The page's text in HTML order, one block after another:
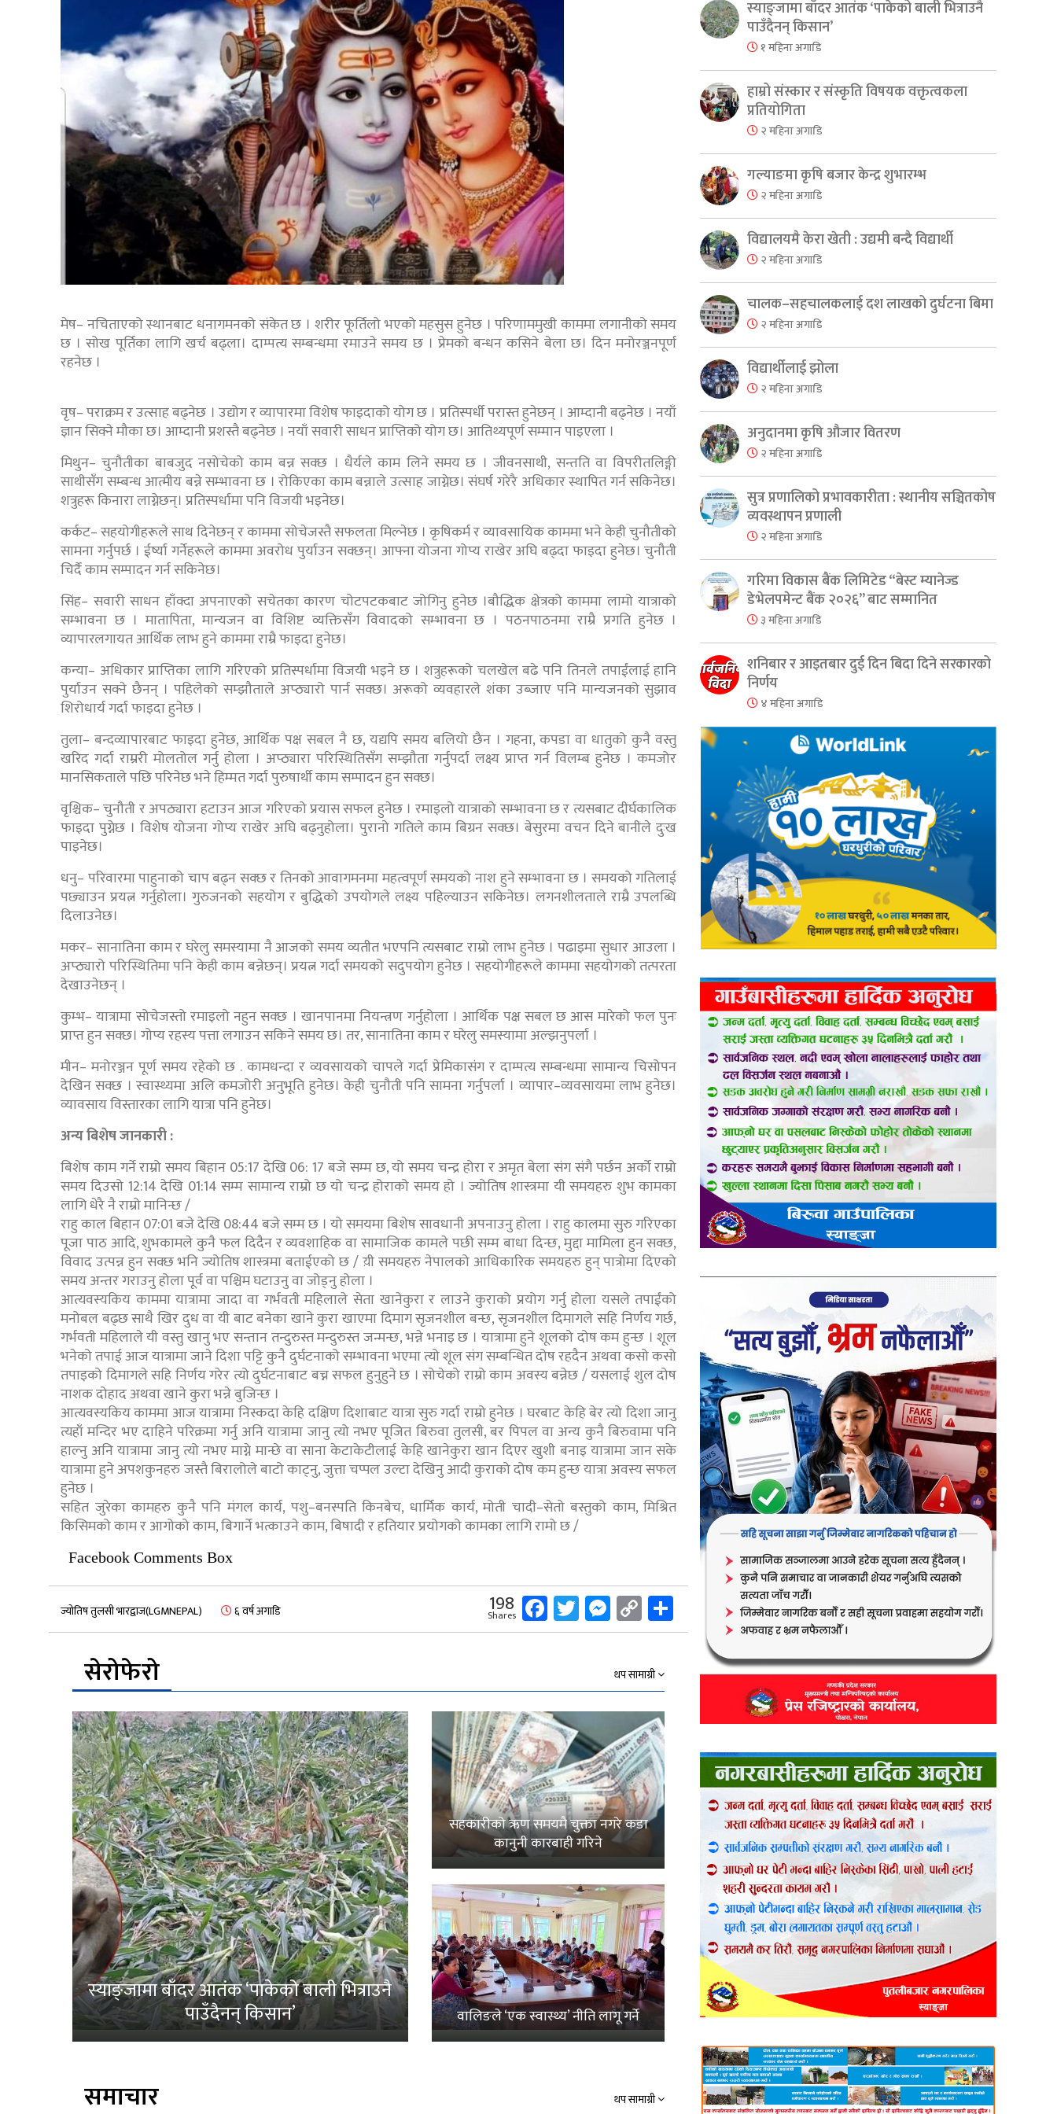
मेष– नचिताएको स्थानबाट धनागमनको संकेत छ । शरीर फूर्तिलो भएको महसुस हुनेछ । परिणाममुखी काममा लगानीको समय
छ । सोख पूर्तिका लागि खर्च बढ्ला। दाम्पत्य सम्बन्धमा रमाउने समय छ । प्रेमको बन्धन कसिने बेला छ। दिन मनोरञ्जनपूर्ण
रहनेछ ।
वृष– पराक्रम र उत्साह बढ्नेछ । उद्योग र व्यापारमा विशेष फाइदाको योग छ । प्रतिस्पर्धी परास्त हुनेछन् । आम्दानी बढ्नेछ । नयाँ
ज्ञान सिक्ने मौका छ। आम्दानी प्रशस्तै बढ्नेछ । नयाँ सवारी साधन प्राप्तिको योग छ। आतिथ्यपूर्ण सम्मान पाइएला ।
मिथुन– चुनौतीका बाबजुद नसोचेको काम बन्न सक्छ । धैर्यले काम लिने समय छ । जीवनसाथी, सन्तति वा विपरीतलिङ्गी
साथीसँग सम्बन्ध आत्मीय बन्ने सम्भावना छ । रोकिएका काम बन्नाले उत्साह जाग्नेछ। संघर्ष गरेरै अधिकार स्थापित गर्न सकिनेछ।
शत्रुहरू किनारा लाग्नेछन्। प्रतिस्पर्धामा पनि विजयी भइनेछ।
कर्कट– सहयोगीहरूले साथ दिनेछन् र काममा सोचेजस्तै सफलता मिल्नेछ । कृषिकर्म र व्यावसायिक काममा भने केही चुनौतीको
सामना गर्नुपर्छ । ईर्ष्या गर्नेहरूले काममा अवरोध पुर्याउन सक्छन्। आफ्ना योजना गोप्य राखेर अघि बढ्दा फाइदा हुनेछ। चुनौती
चिर्दै काम सम्पादन गर्न सकिनेछ।
सिंह– सवारी साधन हाँक्दा अपनाएको सचेतका कारण चोटपटकबाट जोगिनु हुनेछ ।बौद्धिक क्षेत्रको काममा लामो यात्राको
सम्भावना छ । मातापिता, मान्यजन वा विशिष्ट व्यक्तिसँग विवादको सम्भावना छ । पठनपाठनमा राम्रै प्रगति हुनेछ ।
व्यापारलगायत आर्थिक लाभ हुने काममा राम्रै फाइदा हुनेछ।
कन्या– अधिकार प्राप्तिका लागि गरिएको प्रतिस्पर्धामा विजयी भइने छ । शत्रुहरूको चलखेल बढे पनि तिनले तपाईंलाई हानि
पुर्याउन सक्ने छैनन् । पहिलेको सम्झौताले अप्ठ्यारो पार्न सक्छ। अरूको व्यवहारले शंका उब्जाए पनि मान्यजनको सुझाव
शिरोधार्य गर्दा फाइदा हुनेछ ।
तुला– बन्दव्यापारबाट फाइदा हुनेछ, आर्थिक पक्ष सबल नै छ, यद्यपि समय बलियो छैन । गहना, कपडा वा धातुको कुनै वस्तु
खरिद गर्दा राम्ररी मोलतोल गर्नु होला । अप्ठ्यारा परिस्थितिसँग सम्झौता गर्नुपर्दा लक्ष्य प्राप्त गर्न विलम्ब हुनेछ । कमजोर
मानसिकताले पछि परिनेछ भने हिम्मत गर्दा पुरुषार्थी काम सम्पादन हुन सक्छ।
वृश्चिक– चुनौती र अपठ्यारा हटाउन आज गरिएको प्रयास सफल हुनेछ । रमाइलो यात्राको सम्भावना छ र त्यसबाट दीर्घकालिक
फाइदा पुग्नेछ । विशेष योजना गोप्य राखेर अघि बढ्नुहोला। पुरानो गतिले काम बिग्रन सक्छ। बेसुरमा वचन दिने बानीले दुःख
पाइनेछ।
धनु– परिवारमा पाहुनाको चाप बढ्न सक्छ र तिनको आवागमनमा महत्वपूर्ण समयको नाश हुने सम्भावना छ । समयको गतिलाई
पछ्याउन प्रयत्न गर्नुहोला। गुरुजनको सहयोग र बुद्धिको उपयोगले लक्ष्य पहिल्याउन सकिनेछ। लगनशीलताले राम्रै उपलब्धि
दिलाउनेछ।
मकर– सानातिना काम र घरेलु समस्यामा नै आजको समय व्यतीत भएपनि त्यसबाट राम्रो लाभ हुनेछ । पढाइमा सुधार आउला ।
अप्ठ्यारो परिस्थितिमा पनि केही काम बन्नेछन्। प्रयत्न गर्दा समयको सदुपयोग हुनेछ । सहयोगीहरूले काममा सहयोगको तत्परता
देखाउनेछन् ।
कुम्भ– यात्रामा सोचेजस्तो रमाइलो नहुन सक्छ । खानपानमा नियन्त्रण गर्नुहोला । आर्थिक पक्ष सबल छ आस मारेको फल पुनः
प्राप्त हुन सक्छ। गोप्य रहस्य पत्ता लगाउन सकिने समय छ। तर, सानातिना काम र घरेलु समस्यामा अल्झनुपर्ला ।
मीन– मनोरञ्जन पूर्ण समय रहेको छ . कामधन्दा र व्यवसायको चापले गर्दा प्रेमिकासंग र दाम्पत्य सम्बन्धमा सामान्य चिसोपन
देखिन सक्छ । स्वास्थ्यमा अलि कमजोरी अनुभूति हुनेछ। केही चुनौती पनि सामना गर्नुपर्ला । व्यापार–व्यवसायमा लाभ हुनेछ।
व्यावसाय विस्तारका लागि यात्रा पनि हुनेछ।
अन्य बिशेष जानकारी :
बिशेष काम गर्ने राम्रो समय बिहान 05:17 देखि 06: 17 बजे सम्म छ, यो समय चन्द्र होरा र अमृत बेला संग संगै पर्छन अर्को राम्रो
समय दिउसो 12:14 देखि 01:14 सम्म सामान्य राम्रो छ यो चन्द्र होराको समय हो । ज्योतिष शास्त्रमा यी समयहरु शुभ कामका
लागि धेरै नै राम्रो मानिन्छ /
राहु काल बिहान 07:01 बजे देखि 08:44 बजे सम्म छ । यो समयमा बिशेष सावधानी अपनाउनु होला । राहु कालमा सुरु गरिएका
पूजा पाठ आदि, शुभकामले कुनै फल दिदैन र व्यवशाहिक वा सामाजिक कामले पछी सम्म बाधा दिन्छ, मुद्दा मामिला हुन सक्छ,
विवाद उत्पन्न हुन सक्छ भनि ज्योतिष शास्त्रमा बताईएको छ / य़ी समयहरु नेपालको आधिकारिक समयहरु हुन् पात्रोमा दिएको
समय अन्तर गराउनु होला पूर्व वा पश्चिम घटाउनु वा जोड्नु होला ।
आत्यवस्यकिय काममा यात्रामा जादा वा गर्भवती महिलाले सेता खानेकुरा र लाउने कुराको प्रयोग गर्नु होला यसले तपाईंको
मनोबल बढ्छ साथै खिर दुध वा यी बाट बनेका खाने कुरा खाएमा दिमाग सृजनशील बन्छ, सृजनशील दिमागले सहि निर्णय गर्छ,
गर्भवती महिलाले यी वस्तु खानु भए सन्तान तन्दुरुस्त मन्दुरुस्त जन्मन्छ, भन्ने भनाइ छ । यात्रामा हुने शूलको दोष कम हुन्छ । शूल
भनेको तपाई आज यात्रामा जाने दिशा पट्टि कुनै दुर्घटनाको सम्भावना भएमा त्यो शूल संग सम्बन्धित दोष रहदैन अथवा कसो कसो
तपाइको दिमागले सहि निर्णय गरेर त्यो दुर्घटनाबाट बच्न सफल हुनुहुने छ । सोचेको राम्रो काम अवस्य बन्नेछ / यसलाई शुल दोष
नाशक दोहाद अथवा खाने कुरा भन्ने बुजिन्छ ।
आत्यवस्यकिय काममा आज यात्रामा निस्कदा केहि दक्षिण दिशाबाट यात्रा सुरु गर्दा राम्रो हुनेछ । घरबाट केहि बेर त्यो दिशा जानु
त्यहाँ मन्दिर भए दाहिने परिक्रमा गर्नु अनि यात्रामा जानु त्यो नभए पूजित बिरुवा तुलसी, बर पिपल वा अन्य कुनै बिरुवामा पनि
हाल्नु अनि यात्रामा जानु त्यो नभए माग्ने मान्छे वा साना केटाकेटीलाई केहि खानेकुरा खान दिएर खुशी बनाइ यात्रामा जान सके
यात्रामा हुने अपशकुनहरु जस्तै बिरालोले बाटो काट्नु, जुत्ता चप्पल उल्टा देखिनु आदी कुराको दोष कम हुन्छ यात्रा अवस्य सफल
हुनेछ ।
सहित जुरेका कामहरु कुनै पनि मंगल कार्य, पशु–बनस्पति किनबेच, धार्मिक कार्य, मोती चादी–सेतो बस्तुको काम, मिश्रित
किसिमको काम र आगोको काम, बिगार्ने भत्काउने काम, बिषादी र हतियार प्रयोगको कामका लागि रामो छ /
Facebook Comments Box
ज्योतिष तुलसी भारद्वाज(LGMNEPAL) ६ वर्ष अगाडि 198
Shares Facebook
Twitter
Messenger
Copy
Link
Share
सेरोफेरो
थप सामाग्री
स्याङ्जामा बाँदर आतंक ‘पाकेको बाली भित्राउनै
पाउँदैनन् किसान’
सहकारीको ऋण समयमै चुक्ता नगरे कडा
कानुनी कारबाही गरिने
वालिङले ‘एक स्वास्थ्य’ नीति लागू गर्ने
समाचार थप सामाग्री
स्याङ्जामा बाँदर आतंक ‘पाकेको बाली भित्राउनै
पाउँदैनन् किसान’
१ महिना अगाडि
हाम्रो संस्कार र संस्कृति विषयक वक्तृत्वकला
प्रतियोगिता
२ महिना अगाडि
गल्याङमा कृषि बजार केन्द्र शुभारम्भ
२ महिना अगाडि
विद्यालयमै केरा खेती : उद्यमी बन्दै विद्यार्थी
२ महिना अगाडि
चालक–सहचालकलाई दश लाखको दुर्घटना बिमा
२ महिना अगाडि
विद्यार्थीलाई झोला
२ महिना अगाडि
अनुदानमा कृषि औजार वितरण
२ महिना अगाडि
सुत्र प्रणालिको प्रभावकारीता : स्थानीय सञ्चितकोष
व्यवस्थापन प्रणाली
२ महिना अगाडि
गरिमा विकास बैंक लिमिटेड “बेस्ट म्यानेज्ड
डेभेलपमेन्ट बैंक २०२६” बाट सम्मानित
३ महिना अगाडि
शनिबार र आइतबार दुई दिन बिदा दिने सरकारको
निर्णय
४ महिना अगाडि